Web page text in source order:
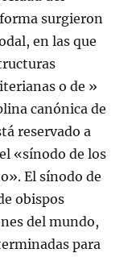
surgieron
en las que
o de »
canónica de
reservado a
«sí­nodo de los
El sí­nodo de
obispos
del mundo,
para